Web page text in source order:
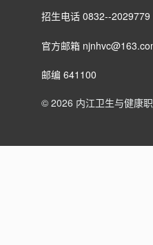
招生电话 0832--
官方邮箱
邮编 641100
© 2026 内江卫生与健康